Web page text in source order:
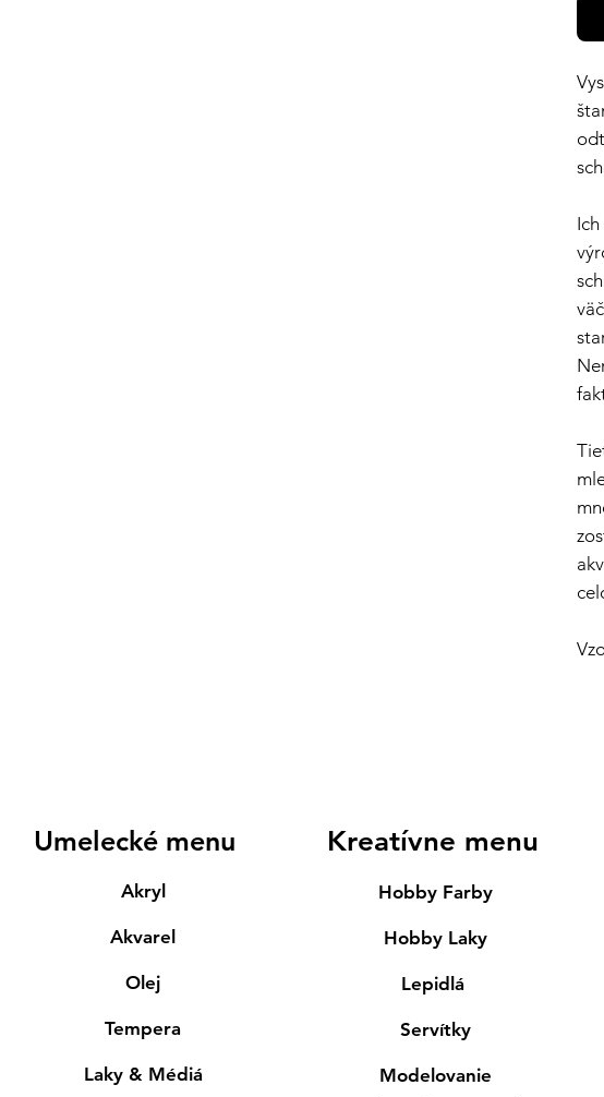
Umelecké menu
Akryl
Akvarel
Olej
Tempera
Laky & Médiá
Kreatívne menu
Hobby Farby
Hobby Laky
Lepidlá
Servítky
Modelovanie